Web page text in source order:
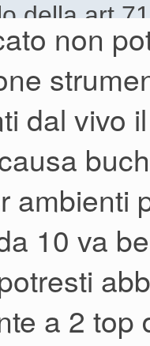
della art
a
da rave
la
II o un
non
dal vivo
ambienti
10 va
a 2